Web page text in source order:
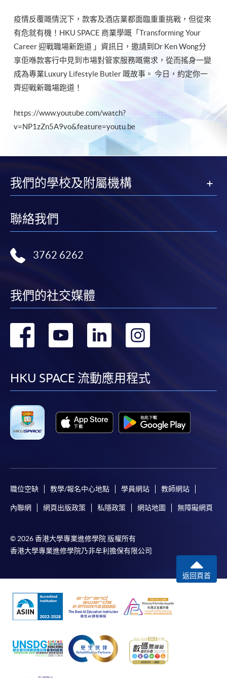
疫情反覆嘅情況下，款客及酒店業都面臨重重挑戰，但從來
有危就有機！HKU SPACE 商業學嘅「Transforming Your
Career 迎戰職場新跑道 」資訊日，邀請到Dr Ken Wong分
享佢喺款客行中見到市場對管家服務嘅需求，從而搖身一變
成為專業Luxury Lifestyle Butler 嘅故事。 今日，約定你一
齊迎戰新職場跑道！
https://www.youtube.com/watch?
v=NP1zZn5A9vo&feature=youtu.be
我們的學校及附屬機構
聯絡我們
3762 6262
我們的社交媒體
轉
facebook
轉
youtube
轉
linkedin
HKU SPACE 流動應用程式
職位空缺 教學/報名中心地點 學員網站 教師網站
內聯網 網頁出版政策 私隱政策 網站地圖 無障礙網頁
© 2026 香港大學專業進修學院 版權所有
香港大學專業進修學院乃非牟利擔保有限公司
返回頁首